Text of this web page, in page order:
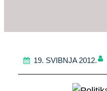
19. SVIBNJA 2012.